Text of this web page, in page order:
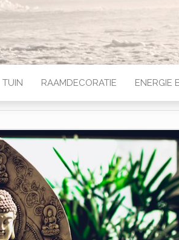
TUIN RAAMDECORATIE ENERGIE